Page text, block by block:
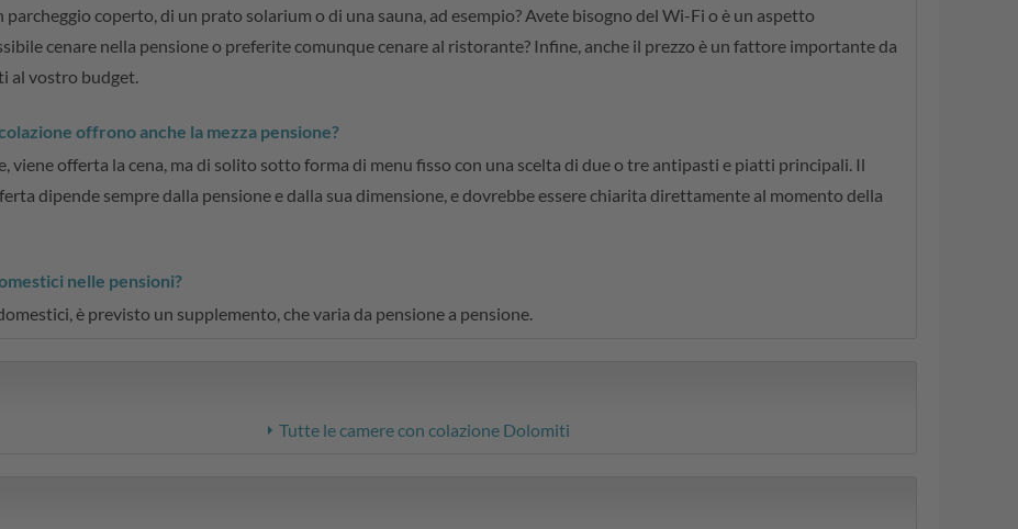
coperto, di un prato solarium o di una sauna, ad esempio? Avete bisogno del Wi-Fi o è un aspetto
cenare nella pensione o preferite comunque cenare al ristorante? Infine, anche il prezzo è un fattore importante da
al vostro budget.
offrono anche la mezza pensione?
viene offerta la cena, ma di solito sotto forma di menu fisso con una scelta di due o tre antipasti e piatti principali. Il
dipende sempre dalla pensione e dalla sua dimensione, e dovrebbe essere chiarita direttamente al momento della
nelle pensioni?
è previsto un supplemento, che varia da pensione a pensione.
Tutte le camere con colazione Dolomiti